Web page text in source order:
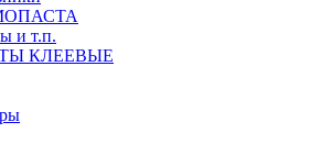
и т.п.
КЛЕЕВЫЕ